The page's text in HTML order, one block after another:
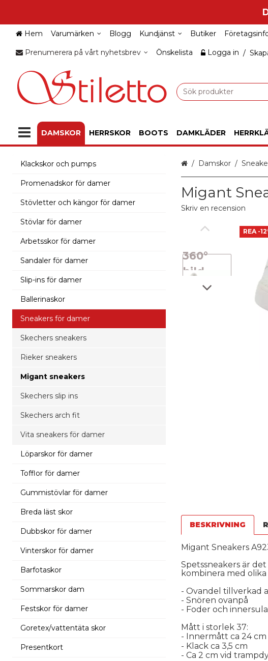
Hem Varumärken Blogg Kundjänst Butiker
Prenumerera på vårt nyhetsbrev Önskelista Logga in /
DAMSKOR HERRSKOR BOOTS DAMKLÄDER
Klackskor och pumps
Promenadskor för damer
Stövletter och kängor för damer
Stövlar för damer
Arbetsskor för damer
Sandaler för damer
Slip-ins för damer
Ballerinaskor
Sneakers för damer
Skechers sneakers
Rieker sneakers
Migant sneakers
Skechers slip ins
Skechers arch fit
Vita sneakers för damer
Löparskor för damer
Tofflor för damer
Gummistövlar för damer
Breda läst skor
Dubbskor för damer
Vinterskor för damer
Barfotaskor
Sommarskor dam
Festskor för damer
Goretex/vattentäta skor
Presentkort
HemDamskor
Migant
Skriv en recension
360°
bild
REA -
BESKRIVNING
Migant Sneakers
Spetssneakers är
kombinera med
- Ovandel tillverkad
- Snören ovanpå
- Foder och
Mått i storlek 37:
- Innermått ca 24 cm
- Klack ca 3,5 cm
- Ca 2 cm vid